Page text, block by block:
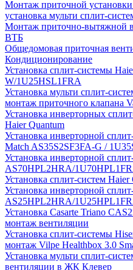
Монтаж приточной
установка мульти сплит-
Монтаж приточно-вытяжной
ВТБ
Общедомовая приточная
Кондиционирование
Установка сплит-системы
W/1U25HSL1FRA
Установка мульти сплит-
монтаж приточного клапана
Установка инверторных
Haier Quantum
Установка инверторной
Match AS35S2SF3FA-G /
Установка инверторной
AS70HPL2HRA/
Установка сплит-систем
Установка инверторной
AS25HPL2HRA/
Установка Casarte Triano
монтаж вентиляции
Установка сплит-системы
монтаж Vilpe Healthbox 3.0
Установка мульти сплит-
вентиляции в ЖК Клевер